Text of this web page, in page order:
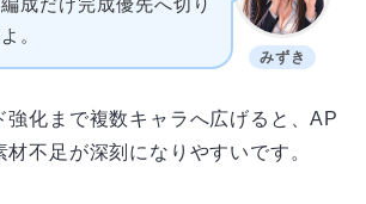
みずき
。
強化まで複数キャラへ広げると、AP
不足が深刻になりやすいです。